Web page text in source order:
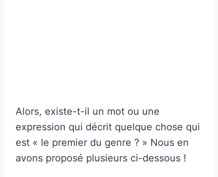
Alors, existe-t-il un mot ou une
expression qui décrit quelque chose qui
est « le premier du genre ? » Nous en
avons proposé plusieurs ci-dessous !